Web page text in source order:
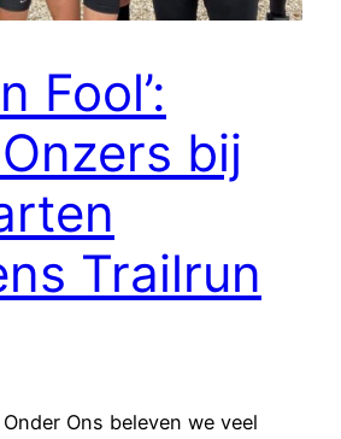
Fool’:
bij
Trailrun
Ons beleven we veel